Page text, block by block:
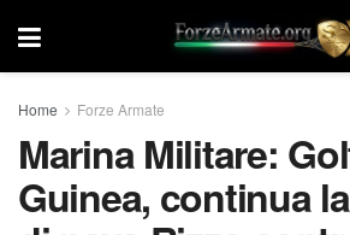
Home Forze Armate
Marina Militare:
Guinea, continua